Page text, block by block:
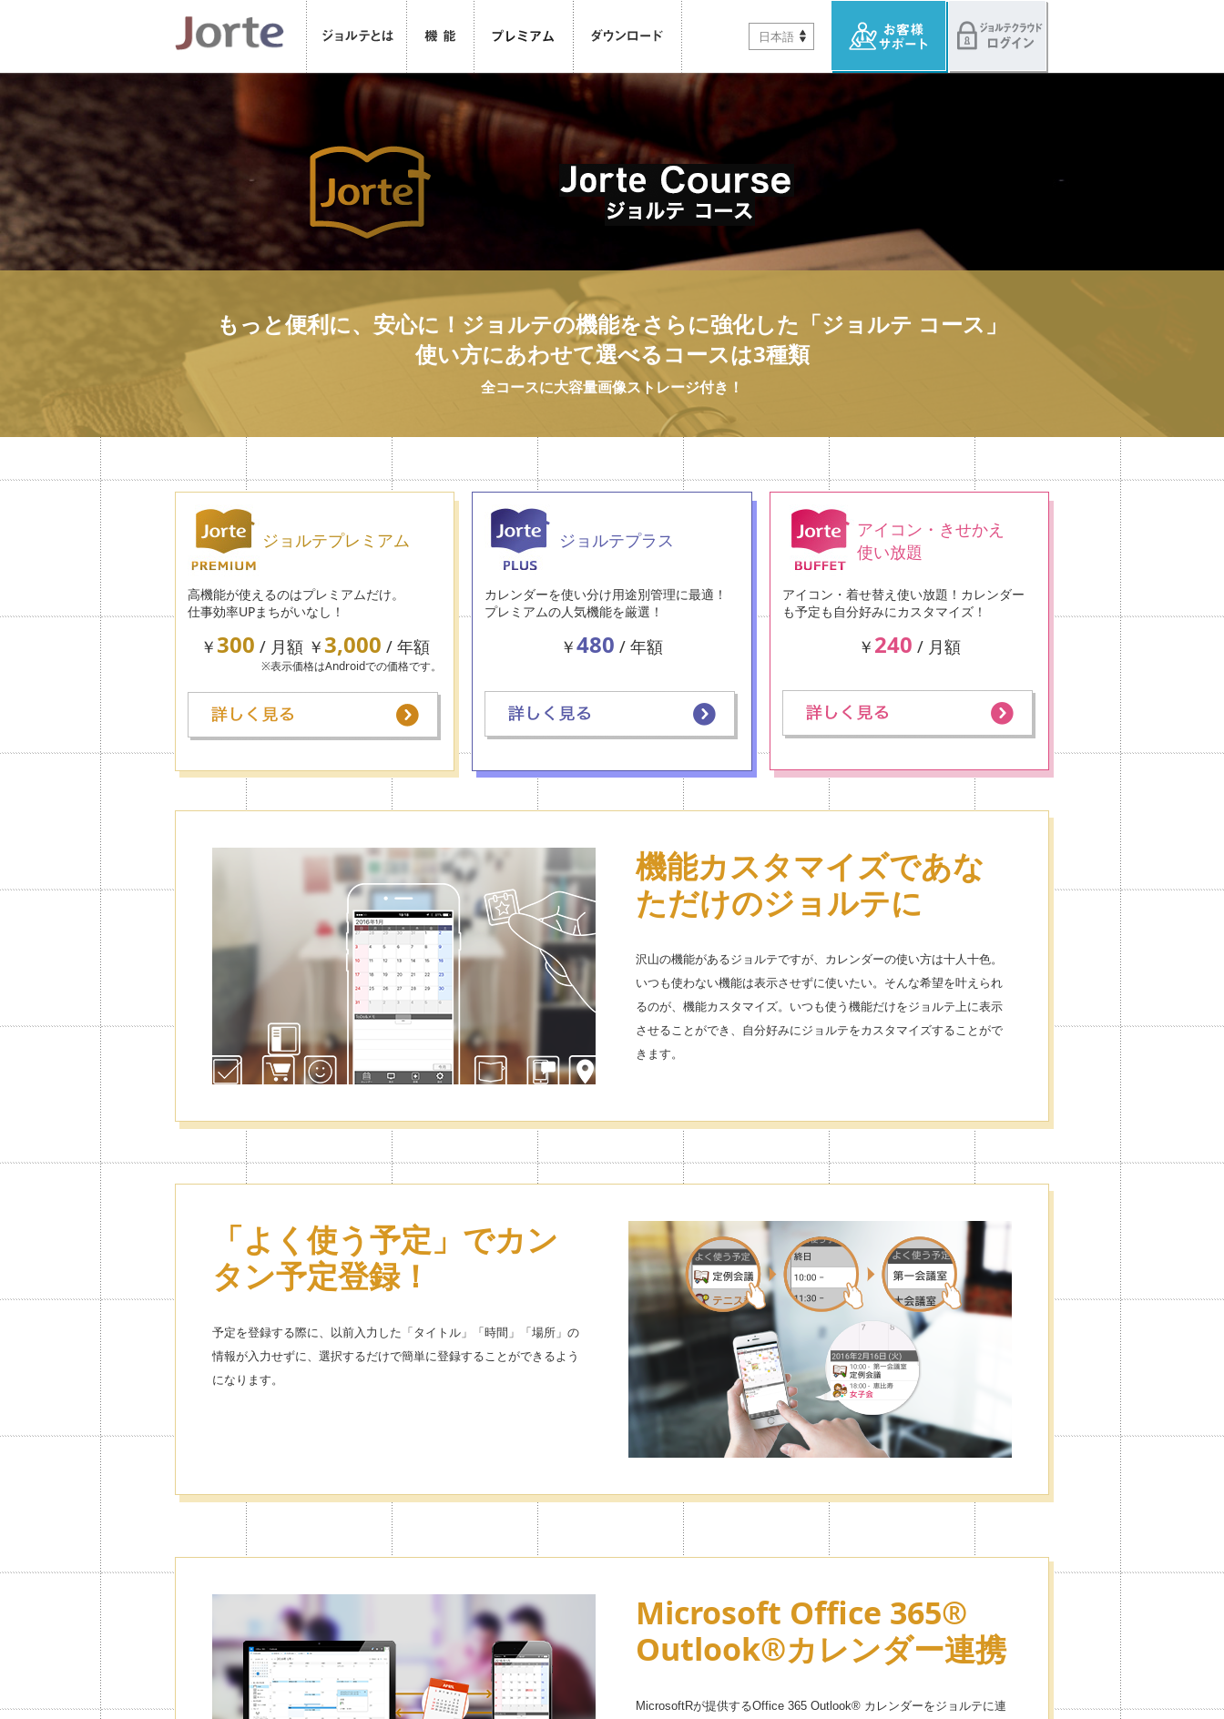
日本語
もっと便利に、安心に！ジョルテの機能をさらに強化した「ジョルテ コース」
使い方にあわせて選べるコースは3種類
全コースに大容量画像ストレージ付き！
ジョルテプレミアム
高機能が使えるのはプレミアムだけ。
仕事効率UPまちがいなし！
￥ 300 / 月額 ￥ 3,000 / 年額
※表示価格はAndroidでの価格です。
ジョルテプラス
カレンダーを使い分け用途別管理に最適！
プレミアムの人気機能を厳選！
￥480 / 年額
アイコン・きせかえ
使い放題
アイコン・着せ替え使い放題！カレンダー
も予定も自分好みにカスタマイズ！
￥ 240 / 月額
機能カスタマイズであな
ただけのジョルテに
沢山の機能があるジョルテですが、カレンダーの使い方は十人十色。
いつも使わない機能は表示させずに使いたい。そんな希望を叶えられ
るのが、機能カスタマイズ。いつも使う機能だけをジョルテ上に表示
させることができ、自分好みにジョルテをカスタマイズすることがで
きます。
「よく使う予定」でカン
タン予定登録！
予定を登録する際に、以前入力した「タイトル」「時間」「場所」の
情報が入力せずに、選択するだけで簡単に登録することができるよう
になります。
Microsoft Office 365®
Outlook®カレンダー連携
MicrosoftRが提供するOffice 365 Outlook® カレンダーをジョルテに連
カレンダーが追加できる
から仕事・プライベート
でも使い分け簡単
仕事、プライベート、家庭用など5つまで追加可能なので、仕事や家族
とのカレンダーは共有したり、プライベートカレンダーを作ったり、
切り替え表示して使うと、さらに見やすく管理できます。
広告非表示
サイドメニューで表示する項目を自由に設定することができ、広告表
示をOFFにすることができます。
カレンダーごとにパスワ
ードロックがかけられ
る。
アイコン 使い放題だから
予定をいれるのが楽しく
着せ替え 使い放題だから
自分好みにカスタマイズ